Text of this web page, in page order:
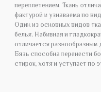
переплетением. Ткань
фактурой и узнаваема по
Один из основных видов
белья. Набивная и
отличается разнообразным
Бязь способна перенести
стирок, хотя и уступает по